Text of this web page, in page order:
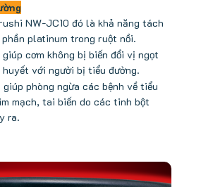
NW-JC10 đó là khả năng tách
platinum trong ruột nồi.
cơm không bị biến đổi vị ngọt
huyết với người bị tiểu đường.
giúp phòng ngừa các bệnh về tiểu
mạch, tai biến do các tinh bột
ra.